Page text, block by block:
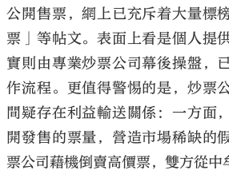
公開售票，網上已充斥着大量標
票」等帖文。表面上看是個人提
實則由專業炒票公司幕後操盤，
作流程。更值得警惕的是，炒票
間疑存在利益輸送關係：一方面
開發售的票量，營造市場稀缺的
票公司藉機倒賣高價票，雙方從中